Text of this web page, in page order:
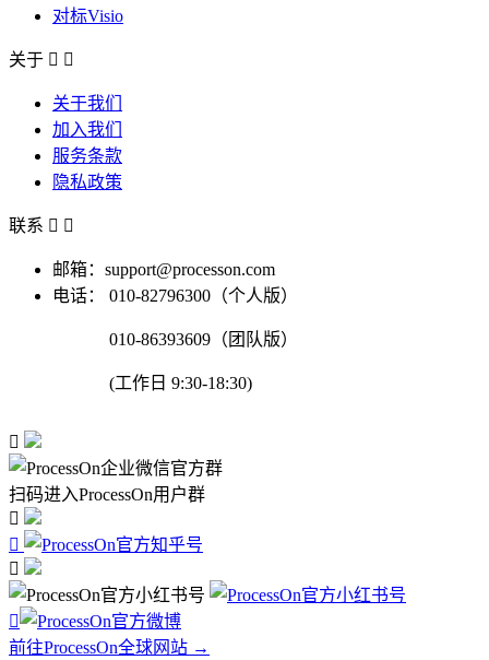
对标Visio
关于  
关于我们
加入我们
服务条款
隐私政策
联系  
邮箱：support@processon.com
电话：
010-82796300（个人版）
010-86393609（团队版）
(工作日 9:30-18:30)

扫码进入ProcessOn用户群




前往ProcessOn全球网站 →